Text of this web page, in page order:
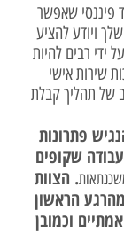
פיננסי שאפשר
ויודע להציע
נבחרה על ידי רבים להיות
שירות אישי
של תהליך קבלת
פתרונות
שקופים
. הצוות
הראשון
וכמובן